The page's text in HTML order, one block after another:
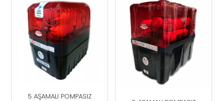
5 AŞAMALI POMPASIZ